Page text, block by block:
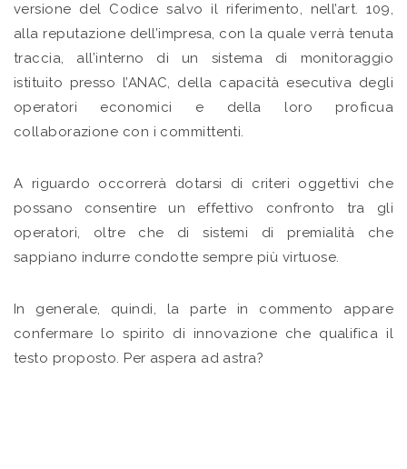
versione del Codice salvo il riferimento, nell’art. 109,
alla reputazione dell’impresa, con la quale verrà tenuta
traccia, all’interno di un sistema di monitoraggio
istituito presso l’ANAC, della capacità esecutiva degli
operatori economici e della loro proficua
collaborazione con i committenti.
A riguardo occorrerà dotarsi di criteri oggettivi che
possano consentire un effettivo confronto tra gli
operatori, oltre che di sistemi di premialità che
sappiano indurre condotte sempre più virtuose.
In generale, quindi, la parte in commento appare
confermare lo spirito di innovazione che qualifica il
testo proposto. Per aspera ad astra?